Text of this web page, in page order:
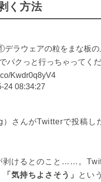
く方法
ラウェアの粒をまな板
パクっと行っちゃってく
Kwdr0q8yV4
24 08:34:27
さんがTwitterで投稿し
剥けるとのこと……。
気持ちよさそう」
とい